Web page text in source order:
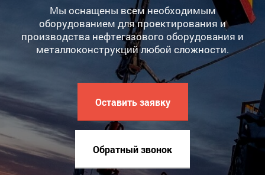
Мы оснащены всем необходимым
оборудованием для проектирования и
производства нефтегазового оборудования и
металлоконструкций любой сложности.
Оставить заявку
Обратный звонок